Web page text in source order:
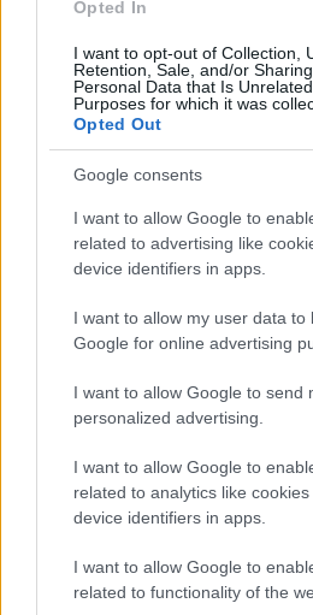
Opted In
I want to opt-out of Collection,
Retention, Sale, and/or
Personal Data that Is
Purposes for which it was
Opted Out
Google consents
I want to allow Google to
related to advertising like
device identifiers in apps.
I want to allow my user data to
Google for online advertising
I want to allow Google to send
personalized advertising.
I want to allow Google to
related to analytics like
device identifiers in apps.
I want to allow Google to
related to functionality of the
«Ήμουν κι εγώ στα
γέμισε η Ιταλίδα»: Η
ανέφερε
15+1 θρυλικές μεταγραφές του
Ο πραγματικός λόγος της
στο Αιγαίο: Γιατί προτιμούν